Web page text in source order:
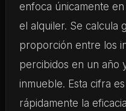
enfoca únicamente
el alquiler. Se calcula
proporción entre los
percibidos en un año
inmueble. Esta cifra
rápidamente la